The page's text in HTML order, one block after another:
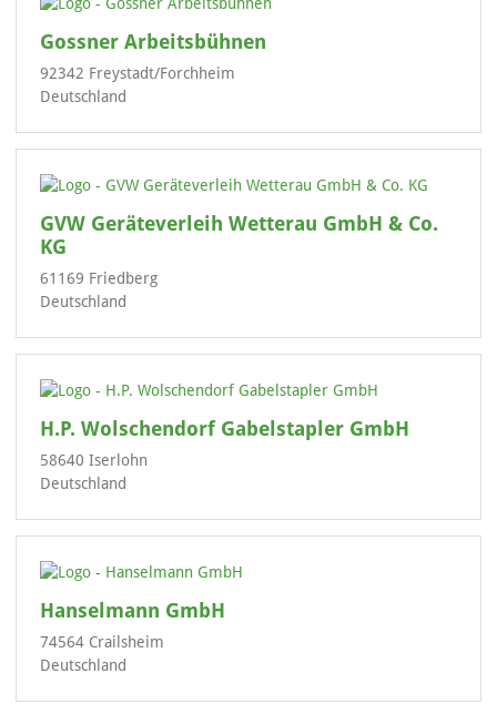
Gossner Arbeitsbühnen
92342 Freystadt/Forchheim
Deutschland
GVW Geräteverleih Wetterau GmbH & Co.
KG
61169 Friedberg
Deutschland
H.P. Wolschendorf Gabelstapler GmbH
58640 Iserlohn
Deutschland
Hanselmann GmbH
74564 Crailsheim
Deutschland